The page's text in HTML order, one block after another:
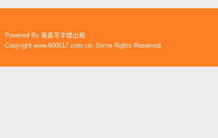
Powered By 南昌写字楼出租
Copyright www.600617.com.cn. Some Rights Reserved.